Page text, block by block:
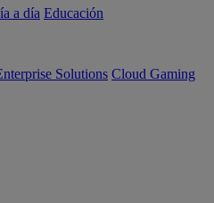
a día Educación
Solutions Cloud Gaming